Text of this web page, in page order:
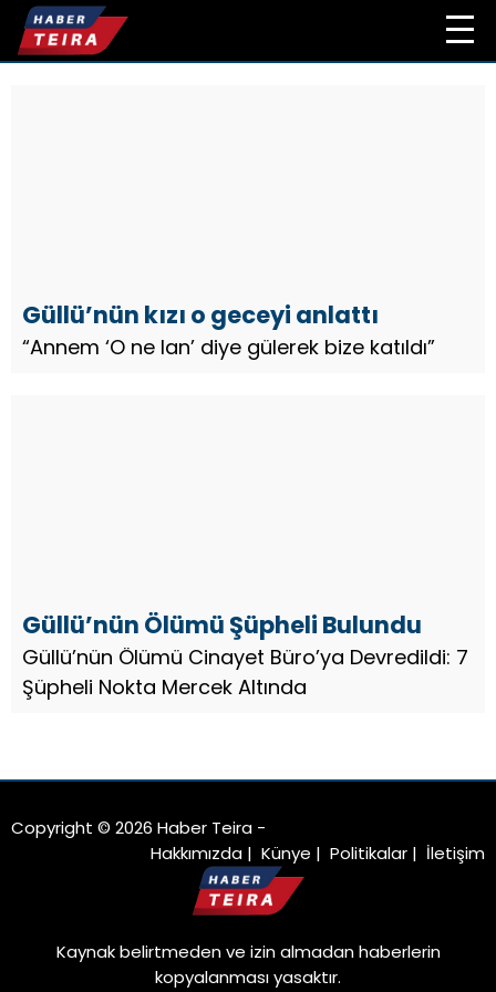
Güllü’nün kızı o geceyi anlattı
“Annem ‘O ne lan’ diye gülerek bize katıldı”
Güllü’nün Ölümü Şüpheli Bulundu
Güllü’nün Ölümü Cinayet Büro’ya Devredildi: 7
Şüpheli Nokta Mercek Altında
Copyright © 2026 Haber Teira -
Hakkımızda | Künye | Politikalar | İletişim
Kaynak belirtmeden ve izin almadan haberlerin
kopyalanması yasaktır.